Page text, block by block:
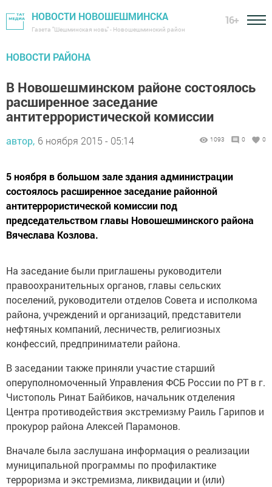
НОВОСТИ НОВОШЕШМИНСКА
Газета "Шешминская новь" - Новошешминский район
16+
НОВОСТИ РАЙОНА
В Новошешминском районе состоялось
расширенное заседание
антитеррористической комиссии
автор, 6 ноября 2015 - 05:14 1093 0 0
5 ноября в большом зале здания администрации
состоялось расширенное заседание районной
антитеррористической комиссии под
председательством главы Новошешминского района
Вячеслава Козлова.
На заседание были приглашены руководители
правоохранительных органов, главы сельских
поселений, руководители отделов Совета и исполкома
района, учреждений и организаций, представители
нефтяных компаний, лесничеств, религиозных
конфессий, предприниматели района.
В заседании также приняли участие старший
оперуполномоченный Управления ФСБ России по РТ в г.
Чистополь Ринат Байбиков, начальник отделения
Центра противодействия экстремизму Раиль Гарипов и
прокурор района Алексей Парамонов.
Вначале была заслушана информация о реализации
муниципальной программы по профилактике
терроризма и экстремизма, ликвидации и (или)